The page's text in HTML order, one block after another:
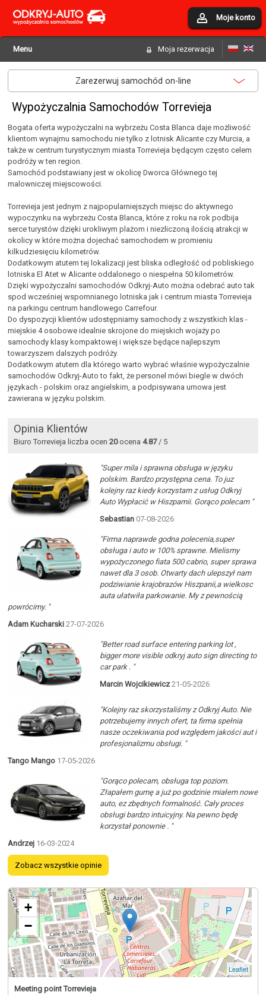
Moje konto
Moja rezerwacja
Menu
Zarezerwuj samochód on-line
Wypożyczalnia Samochodów Torrevieja
Bogata oferta wypożyczalni na wybrzeżu Costa Blanca daje możliwość
klientom wynajmu samochodu nie tylko z lotnisk Alicante czy Murcia, a
także w centrum turystycznym miasta Torrevieja będącym często celem
podróży w ten region.
Samochód podstawiany jest w okolicę Dworca Głównego tej
malowniczej miejscowości.
Torrevieja jest jednym z najpopularniejszych miejsc do aktywnego
wypoczynku na wybrzeżu Costa Blanca, które z roku na rok podbija
serce turystów dzięki urokliwym plażom i niezliczoną ilością atrakcji w
okolicy w które można dojechać samochodem w promieniu
kilkudziesięciu kilometrów.
Dodatkowym atutem tej lokalizacji jest bliska odległość od pobliskiego
lotniska El Atet w Alicante oddalonego o niespełna 50 kilometrów.
Dzięki wypożyczalni samochodów Odkryj-Auto można odebrać auto tak
spod wcześniej wspomnianego lotniska jak i centrum miasta Torrevieja
na parkingu centrum handlowego Carrefour.
Do dyspozycji klientów udostępniamy samochody z wszystkich klas -
miejskie 4 osobowe idealnie skrojone do miejskich wojaży po
samochody klasy kompaktowej i większe będące najlepszym
towarzyszem dalszych podróży.
Dodatkowym atutem dla którego warto wybrać właśnie wypożyczalnie
samochodów Odkryj-Auto to fakt, że personel mówi biegle w dwóch
językach - polskim oraz angielskim, a podpisywana umowa jest
zawierana w języku polskim.
Opinia Klientów
Biuro Torrevieja liczba ocen20ocena4.87/ 5
"Super mila i sprawna obsługa w języku
polskim. Bardzo przystępna cena. To juz
kolejny raz kiedy korzystam z usług Odkryj
Auto Wypłacić w Hiszpamii. Gorąco polecam "
Sebastian 07-08-2026
"Firma naprawde godna polecenia,super
obsługa i auto w 100% sprawne. Mielismy
wypożyczonego fiata 500 cabrio, super sprawa
nawet dla 3 osob. Otwarty dach ulepszył nam
podziwianie krajobrazów Hiszpanii,a wielkosc
auta ułatwiła parkowanie. My z pewnością
powrócimy. "
Adam Kucharski 27-07-2026
"Better road surface entering parking lot ,
bigger more visible odkryj auto sign directing to
car park . "
Marcin Wojcikiewicz 21-05-2026
"Kolejny raz skorzystaliśmy z Odkryj Auto. Nie
potrzebujemy innych ofert, ta firma spełnia
nasze oczekiwania pod względem jakości aut i
profesjonalizmu obsługi. "
Tango Mango 17-05-2026
"Gorąco polecam, obsługa top poziom.
Złapałem gumę a już po godzinie miałem nowe
auto, ez zbędnych formalność. Cały proces
obsługi bardzo intuicyjny. Na pewno będę
korzystał ponownie . "
Andrzej 16-03-2024
Zobacz wszystkie opinie
+
−
Leaflet
Meeting point Torrevieja